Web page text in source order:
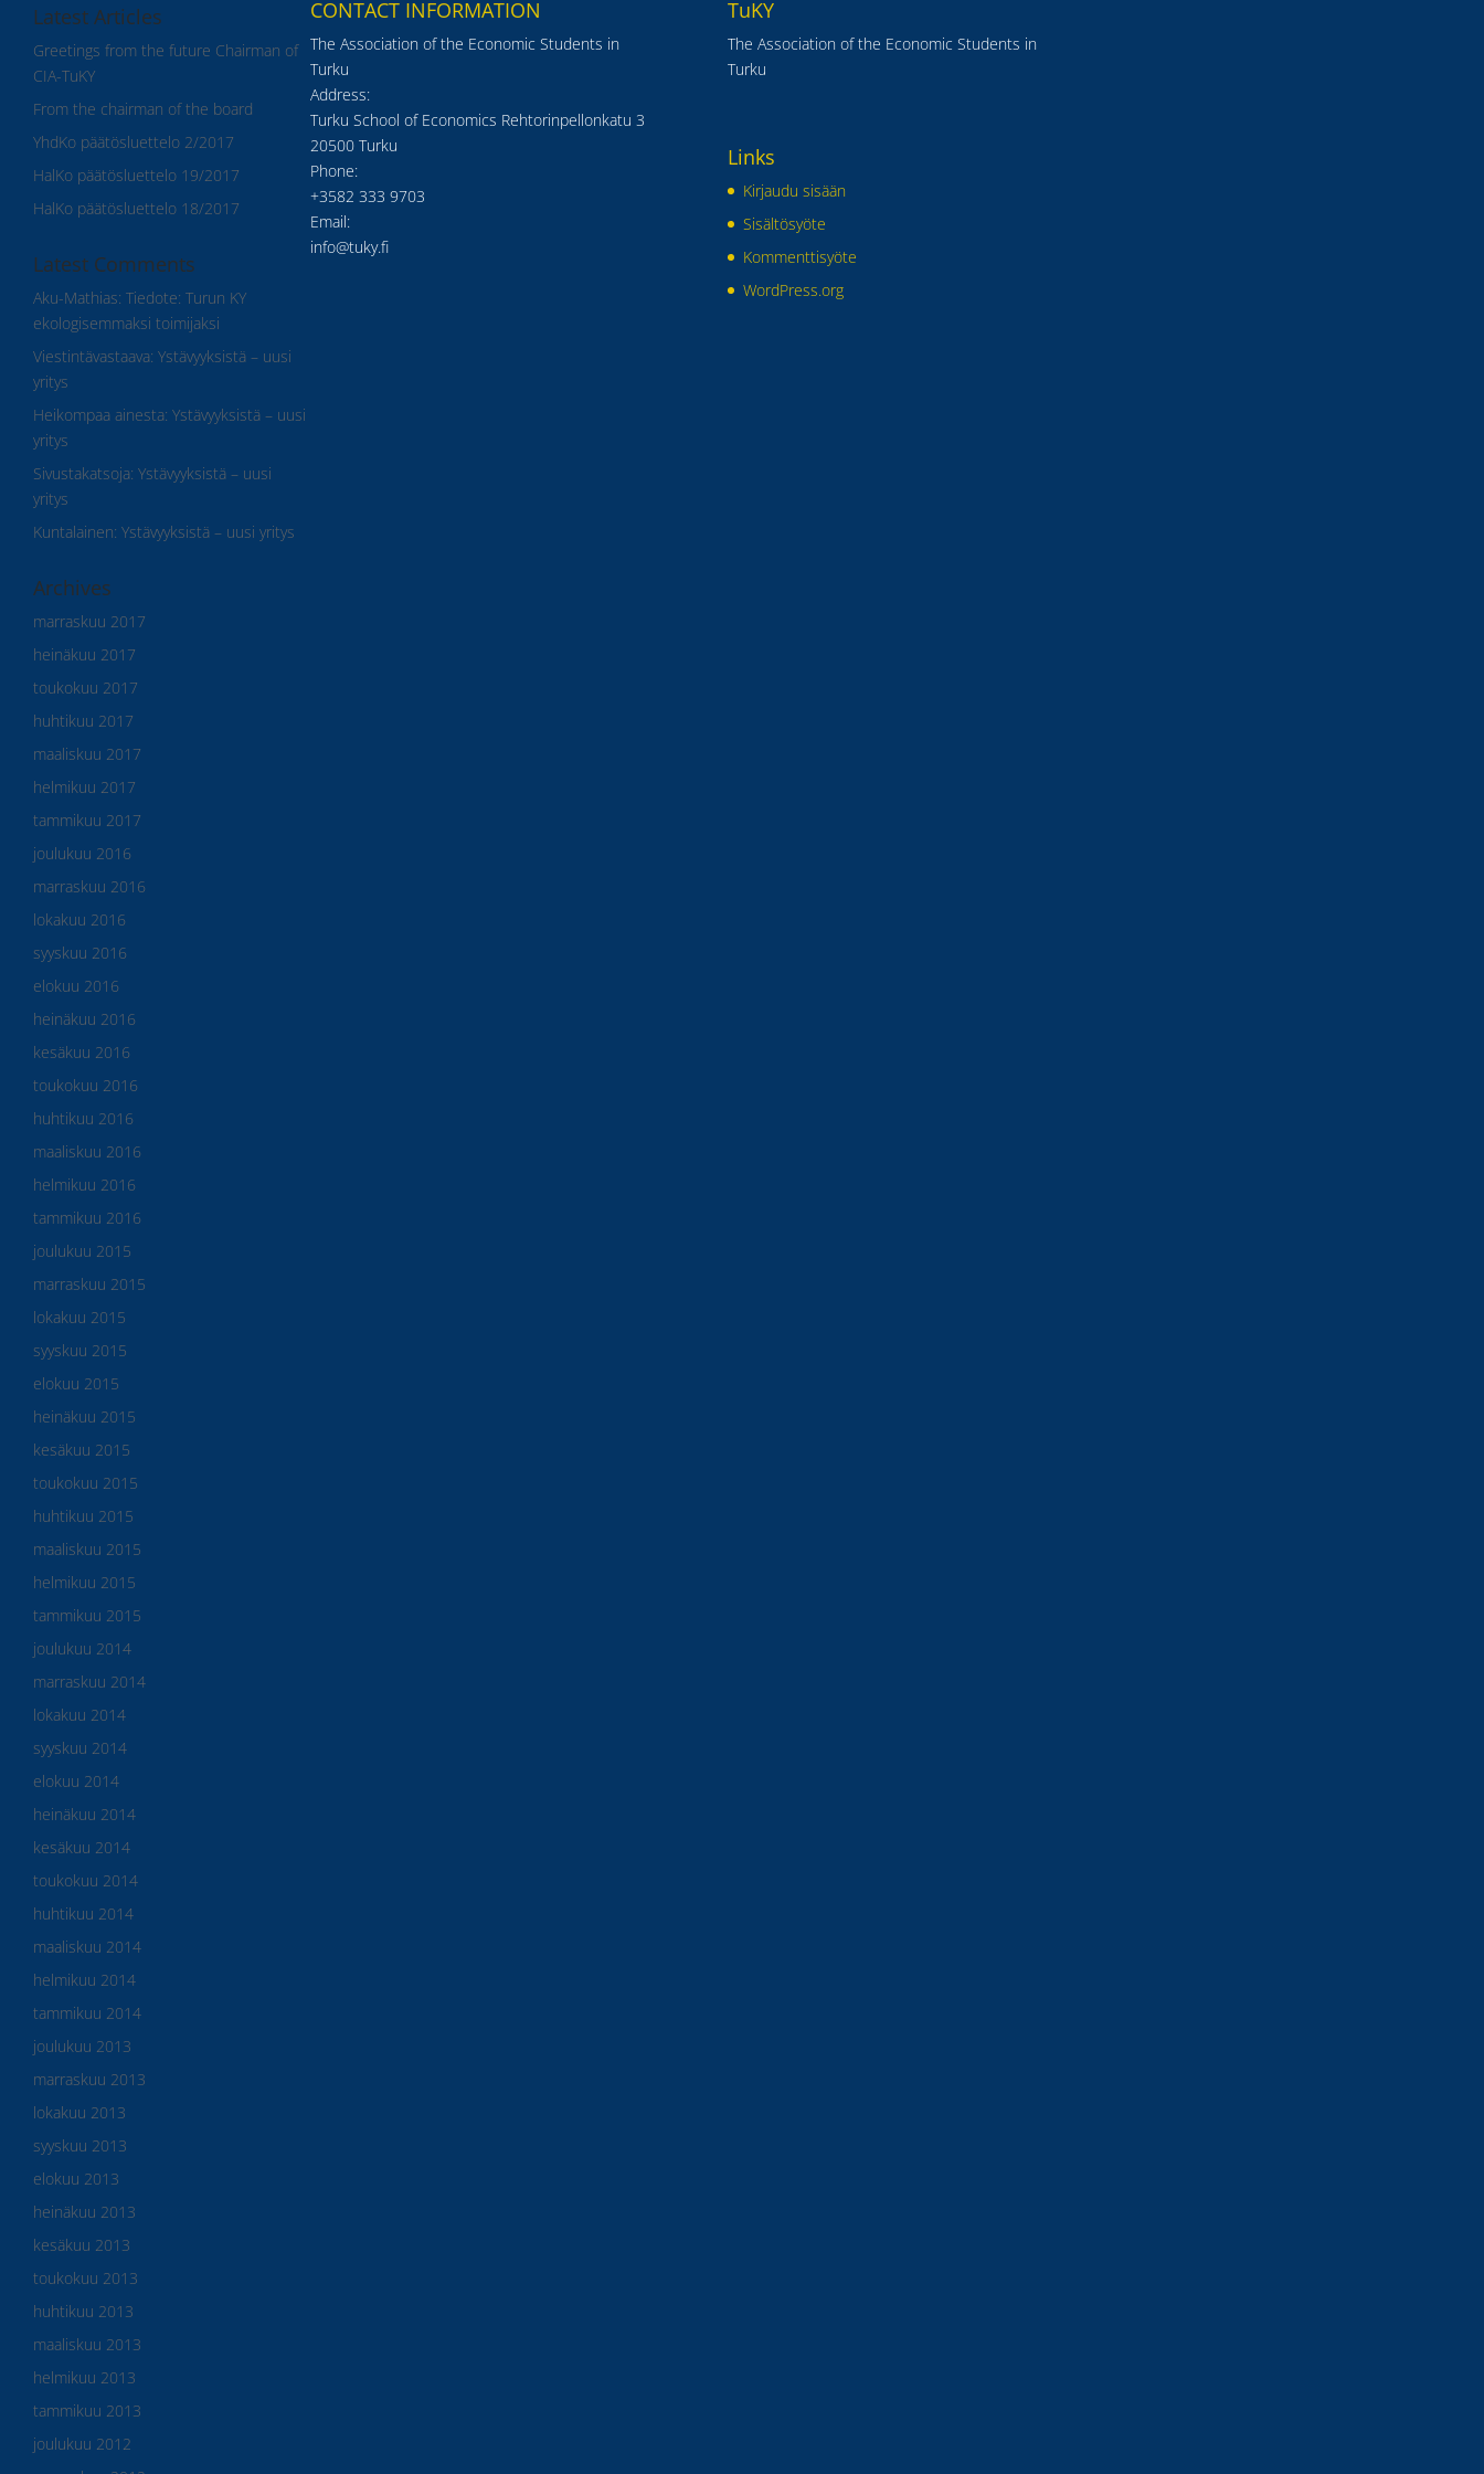
Latest Articles
Greetings from the future Chairman of
CIA-TuKY
From the chairman of the board
YhdKo päätösluettelo 2/2017
HalKo päätösluettelo 19/2017
HalKo päätösluettelo 18/2017
Latest Comments
Aku-Mathias: Tiedote: Turun KY
ekologisemmaksi toimijaksi
Viestintävastaava: Ystävyyksistä – uusi
yritys
Heikompaa ainesta: Ystävyyksistä – uusi
yritys
Sivustakatsoja: Ystävyyksistä – uusi
yritys
Kuntalainen: Ystävyyksistä – uusi yritys
Archives
marraskuu 2017
heinäkuu 2017
toukokuu 2017
huhtikuu 2017
maaliskuu 2017
helmikuu 2017
tammikuu 2017
joulukuu 2016
marraskuu 2016
lokakuu 2016
syyskuu 2016
elokuu 2016
heinäkuu 2016
kesäkuu 2016
toukokuu 2016
huhtikuu 2016
maaliskuu 2016
helmikuu 2016
tammikuu 2016
joulukuu 2015
marraskuu 2015
lokakuu 2015
syyskuu 2015
elokuu 2015
heinäkuu 2015
kesäkuu 2015
toukokuu 2015
huhtikuu 2015
maaliskuu 2015
helmikuu 2015
tammikuu 2015
joulukuu 2014
marraskuu 2014
lokakuu 2014
syyskuu 2014
elokuu 2014
heinäkuu 2014
kesäkuu 2014
toukokuu 2014
huhtikuu 2014
maaliskuu 2014
helmikuu 2014
tammikuu 2014
joulukuu 2013
marraskuu 2013
lokakuu 2013
syyskuu 2013
elokuu 2013
heinäkuu 2013
kesäkuu 2013
toukokuu 2013
huhtikuu 2013
maaliskuu 2013
helmikuu 2013
tammikuu 2013
joulukuu 2012
CONTACT INFORMATION
The Association of the Economic Students in
Turku
Address:
Turku School of Economics Rehtorinpellonkatu 3
20500 Turku
Phone:
+3582 333 9703
Email:
info@tuky.fi
TuKY
The Association of the Economic Students in
Turku
Links
Kirjaudu sisään
Sisältösyöte
Kommenttisyöte
WordPress.org